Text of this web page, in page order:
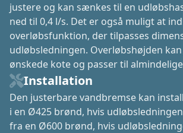
justere og kan sænkes til en
ned til 0,4 l/s. Det er også muligt at
overløbsfunktion, der tilpasses
udløbsledningen. Overløbshøjden
ønskede kote og passer til
Installation
Den justerbare vandbremse kan
i en Ø425 brønd, hvis
fra en Ø600 brønd, hvis